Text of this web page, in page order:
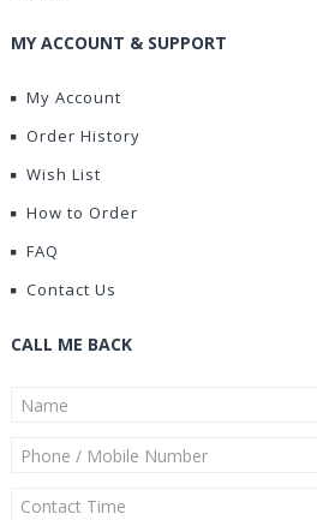
MY ACCOUNT & SUPPORT
My Account
Order History
Wish List
How to Order
FAQ
Contact Us
CALL ME BACK